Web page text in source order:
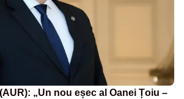
„Un nou eșec al Oanei Țoiu –